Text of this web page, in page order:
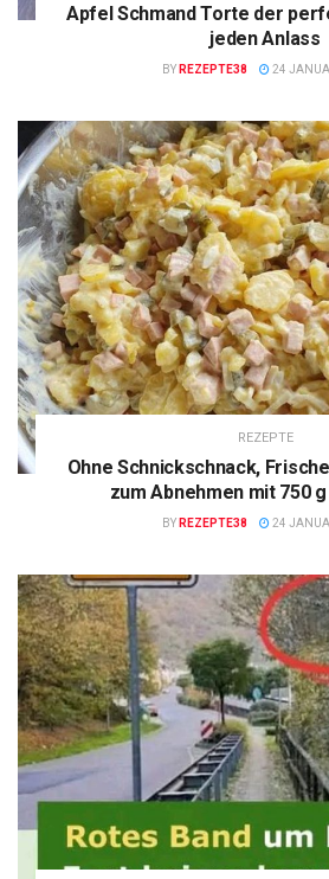
Apfel Schmand Torte der
jeden Anlass
BY REZEPTE38 24
REZEPTE
Ohne Schnickschnack,
zum Abnehmen mit 750
BY REZEPTE38 24